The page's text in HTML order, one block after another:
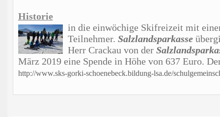
Historie
in die einwöchige Skifreizeit mit
Teilnehmer. Salzlandsparkasse
Herr Crackau von der
März 2019 eine Spende in Höhe von 637 Euro.
http://www.sks-gorki-schoenebeck.bildung-lsa.de/